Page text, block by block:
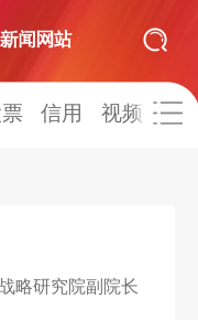
环境 新质生产力
信用 视频 图
略研究院副院长